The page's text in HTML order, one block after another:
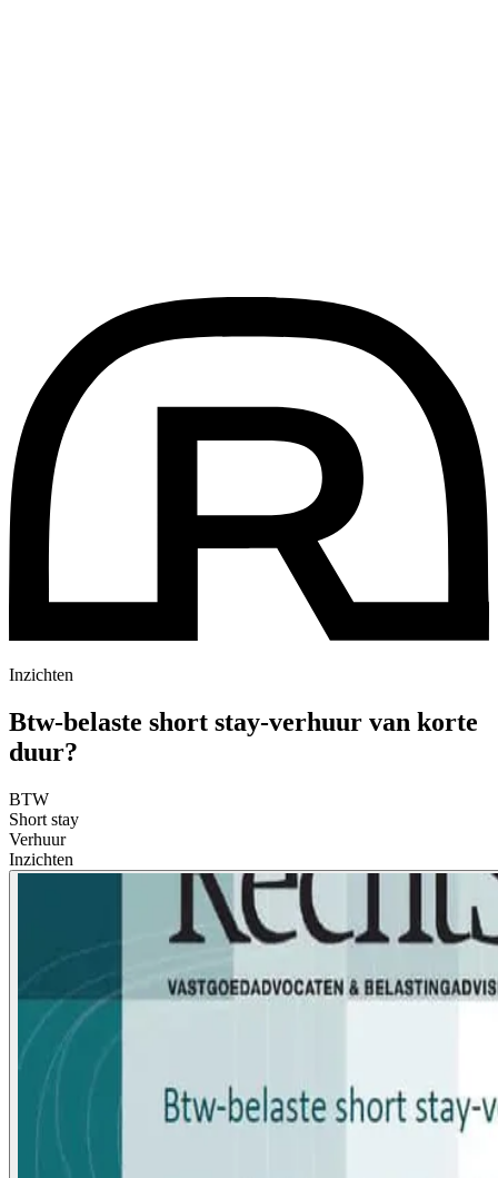
Inzichten
Btw-belaste short stay-verhuur van korte
duur?
BTW
Short stay
Verhuur
Inzichten